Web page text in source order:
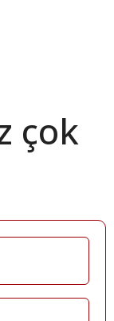
çok